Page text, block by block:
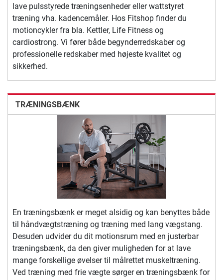
lave pulsstyrede træningsenheder eller wattstyret
træning vha. kadencemåler. Hos Fitshop finder du
motioncykler fra bla. Kettler, Life Fitness og
cardiostrong. Vi fører både begynderredskaber og
professionelle redskaber med højeste kvalitet og
sikkerhed.
TRÆNINGSBÆNK
En træningsbænk er meget alsidig og kan benyttes både
til håndvægtstræning og træning med lang vægstang.
Desuden udvider du dit motionsrum med en justerbar
træningsbænk, da den giver muligheden for at lave
mange forskellige øvelser til målrettet muskeltræning.
Ved træning med frie vægte sørger en træningsbænk for